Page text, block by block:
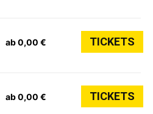
ab 0,00 € TICKETS
ab 0,00 € TICKETS